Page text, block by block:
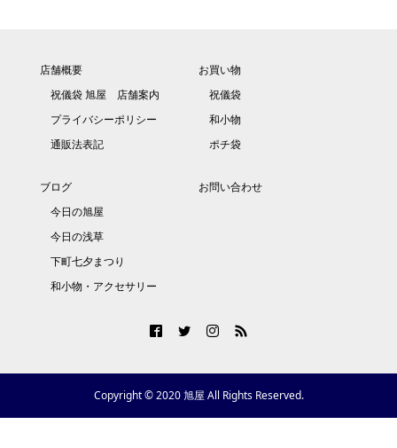
店舗概要
祝儀袋 旭屋 店舗案内
プライバシーポリシー
通販法表記
お買い物
祝儀袋
和小物
ポチ袋
ブログ
今日の旭屋
今日の浅草
下町七夕まつり
和小物・アクセサリー
お問い合わせ
Copyright © 2020 旭屋 All Rights Reserved.